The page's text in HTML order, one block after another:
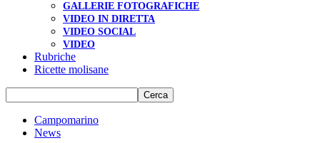
GALLERIE FOTOGRAFICHE
VIDEO IN DIRETTA
VIDEO SOCIAL
VIDEO
Rubriche
Ricette molisane
Campomarino
News